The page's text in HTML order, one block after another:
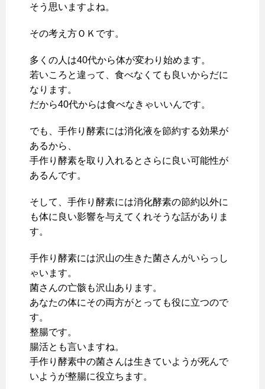
そう思いますよね。
その考え方ＯＫです。
多くの人は40代から体が変わり始めます。
若いころと違って、食べなくても良いからだに
なります。
だから40代からは食べなきゃいいんです。
でも、手作り酵素には消化液を節約する効果が
あるから、
手作り酵素を取り入れるとさらに良い可能性が
あるんです。
そして、手作り酵素には消化酵素の節約以外に
も体に良い影響を与えてくれそうな話がありま
す。
手作り酵素には沢山の生きた菌さんがいらっし
ゃいます。
菌さんの亡骸も沢山あります。
あなたの体にその両方がとっても役に立つので
す。
整腸です。
腸活とも言いますね。
手作り酵素中の菌さんは生きていようが死んで
いようが整腸に役立ちます。